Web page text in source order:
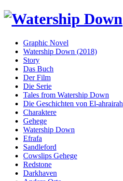
Graphic Novel
Watership Down (2018)
Story
Das Buch
Der Film
Die Serie
Tales from Watership Down
Die Geschichten von El-ahrairah
Charaktere
Gehege
Watership Down
Efrafa
Sandleford
Cowslips Gehege
Redstone
Darkhaven